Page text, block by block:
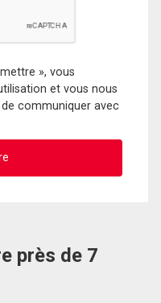
», vous
et vous nous
communiquer avec
près de 7